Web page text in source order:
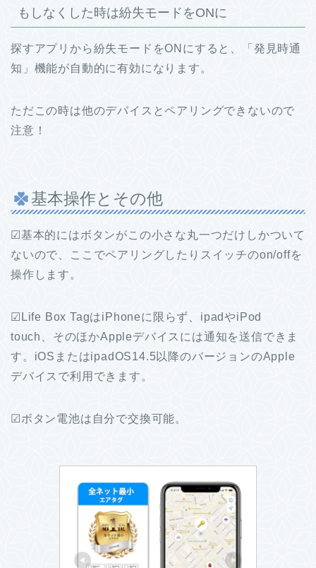
もしなくした時は紛失モードをONに
探すアプリから紛失モードをONにすると、「発見時通
知」機能が自動的に有効になります。
ただこの時は他のデバイスとペアリングできないので
注意！
基本操作とその他
☑︎基本的にはボタンがこの小さな丸一つだけしかついて
ないので、ここでペアリングしたりスイッチのon/offを
操作します。
☑︎Life Box TagはiPhoneに限らず、ipadやiPod
touch、そのほかAppleデバイスには通知を送信できま
す。iOSまたはipadOS14.5以降のバージョンのApple
デバイスで利用できます。
☑︎ボタン電池は自分で交換可能。